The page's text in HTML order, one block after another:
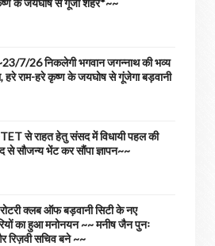
7/26 निकलेगी भगवान जगन्नाथ की भव्य
हरे राम-हरे कृष्ण के जयघोष से गूंजेगा बड़वानी
से राहत हेतु संसद में विधायी पहल की
से सौजन्य भेंट कर सौंपा ज्ञापन~~
क्लब ऑफ बड़वानी सिटी के नए
का हुआ मनोनयन ~~ मनीष जैन पुनः
रिज़वी सचिव बने ~~